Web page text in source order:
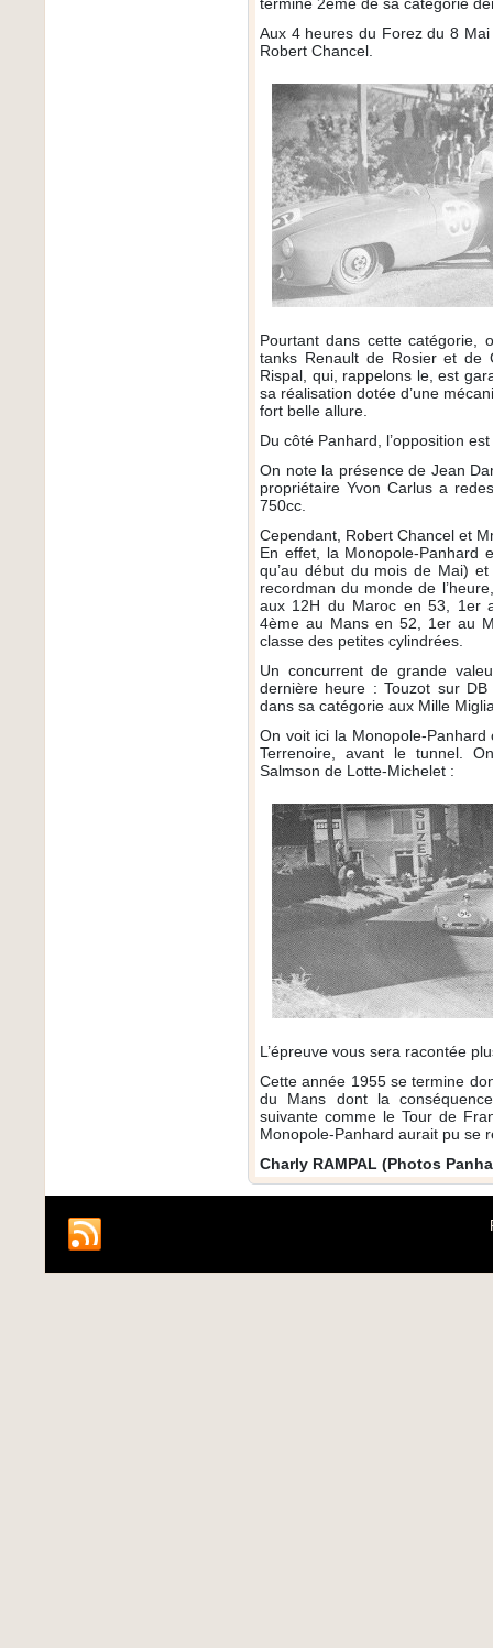
termine 2ème de sa catégorie
Aux 4 heures du Forez du 8
Robert Chancel.
Pourtant dans cette catégorie,
tanks Renault de Rosier et de
Rispal, qui, rappelons le, est
sa réalisation dotée d’une
fort belle allure.
Du côté Panhard, l’opposition
On note la présence de Jean
propriétaire Yvon Carlus a
750cc.
Cependant, Robert Chancel et
En effet, la Monopole-Panhard
qu’au début du mois de Mai)
recordman du monde de
aux 12H du Maroc en 53, 1er
4ème au Mans en 52, 1er au
classe des petites cylindrées.
Un concurrent de grande
dernière heure : Touzot sur DB
dans sa catégorie aux Mille
On voit ici la Monopole-
Terrenoire, avant le tunnel.
Salmson de Lotte-Michelet :
L’épreuve vous sera racontée
Cette année 1955 se termine
du Mans dont la
suivante comme le Tour de
Monopole-Panhard aurait pu se
Charly RAMPAL (Photos